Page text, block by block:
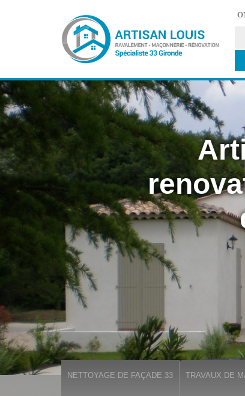
NETTOYAGE DE FAÇADE 33 TRAVAUX DE